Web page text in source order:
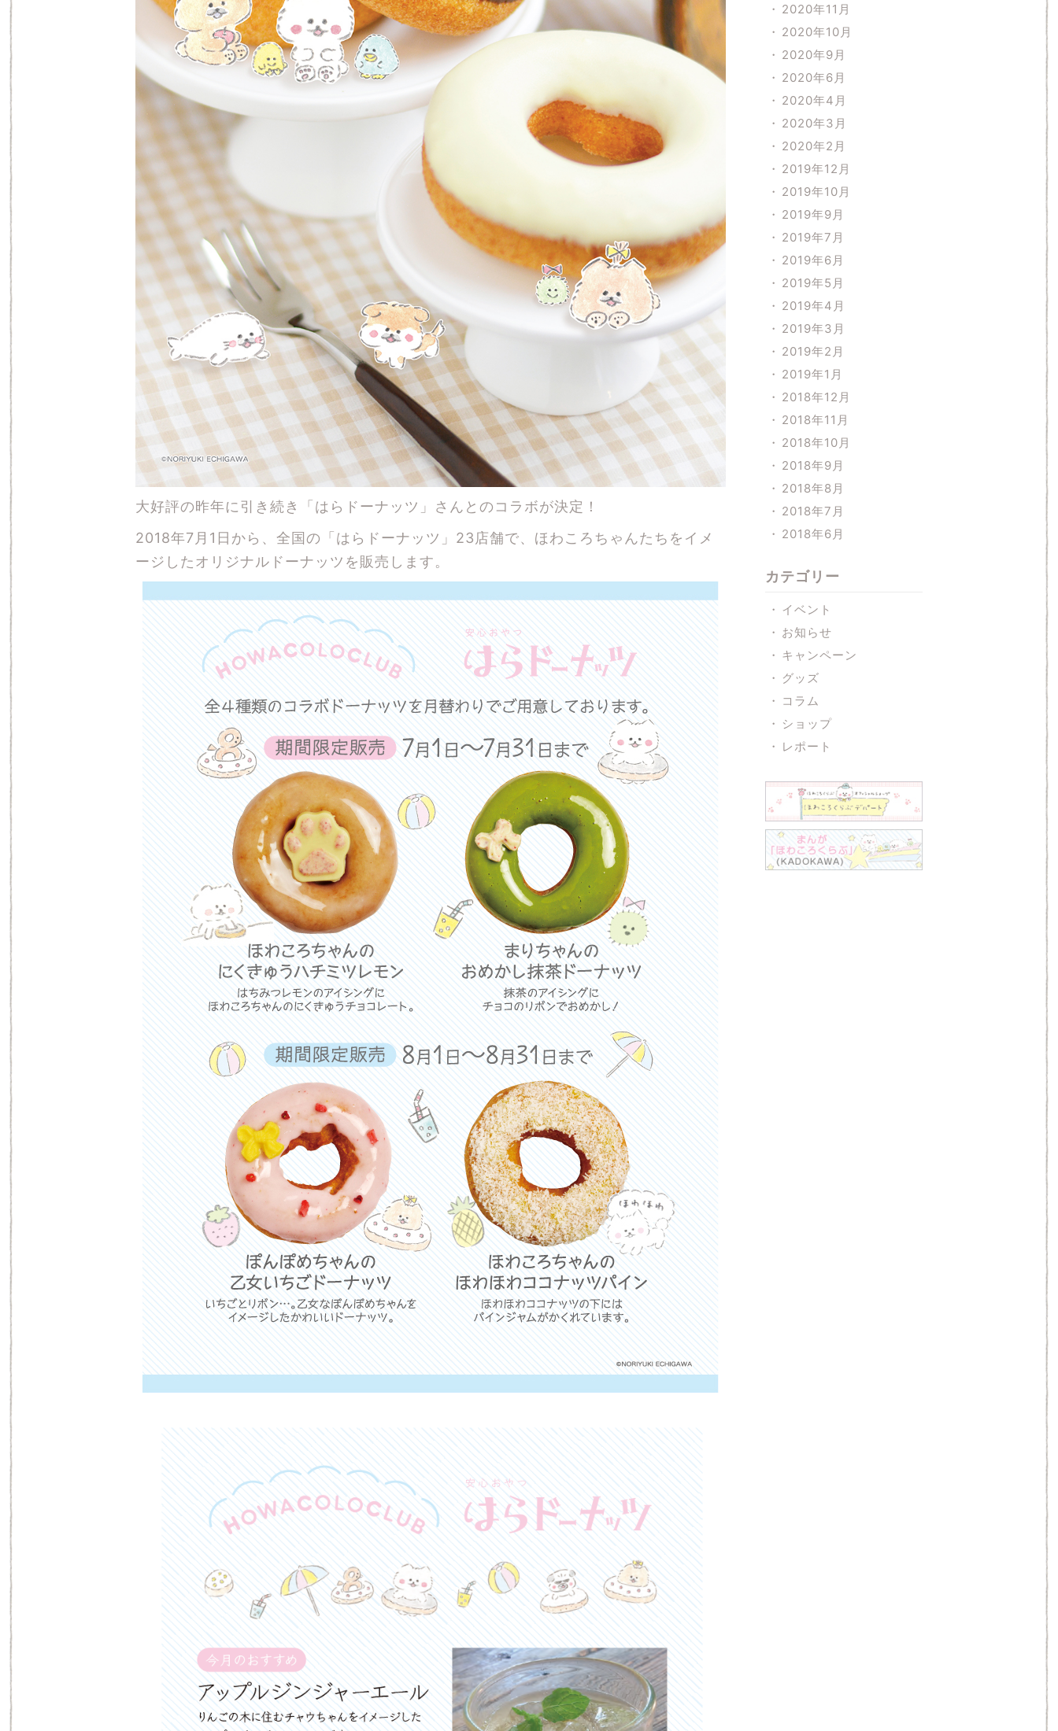
大好評の昨年に引き続き「はらドーナッツ」さんとのコラボが決定！
2018年7月1日から、全国の「はらドーナッツ」23店舗で、ほわころちゃんたちをイメ
ージしたオリジナルドーナッツを販売します。
2020年11月
2020年10月
2020年9月
2020年6月
2020年4月
2020年3月
2020年2月
2019年12月
2019年10月
2019年9月
2019年7月
2019年6月
2019年5月
2019年4月
2019年3月
2019年2月
2019年1月
2018年12月
2018年11月
2018年10月
2018年9月
2018年8月
2018年7月
2018年6月
カテゴリー
イベント
お知らせ
キャンペーン
グッズ
コラム
ショップ
レポート